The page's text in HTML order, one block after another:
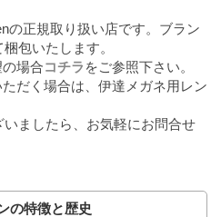
の正規取り扱い店です。ブラン
包いたします。
場合コチラ をご参照下さい。
だく場合は、伊達メガネ用レン
ましたら、お気軽にお問合せ
の特徴と歴史